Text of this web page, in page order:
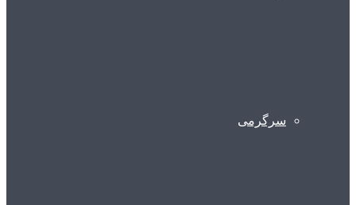
سرگرمی